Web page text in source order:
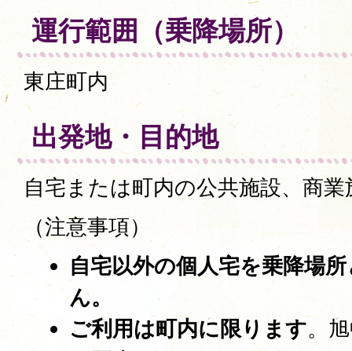
運行範囲（乗降場所）
東庄町内
出発地・目的地
自宅または町内の公共施設、商
（注意事項）
自宅以外の個人宅を乗降場
ん。
ご利用は町内に限ります。